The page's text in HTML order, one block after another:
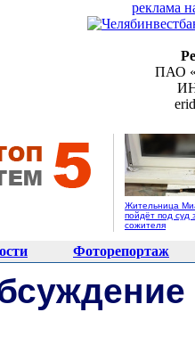
реклама
ПАО
Жительница
пойдёт под суд
сожителя
Фоторепортаж